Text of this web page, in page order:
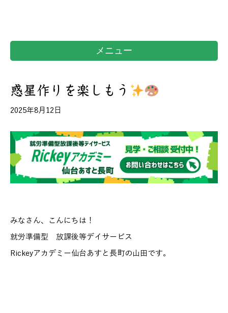
メニュー
惑星作りを楽しもう
2025年8月12日
みなさん、こんにちは！
就労準備型 放課後等デイサービス
Rickeyアカデミー仙台あすと長町の山田です。